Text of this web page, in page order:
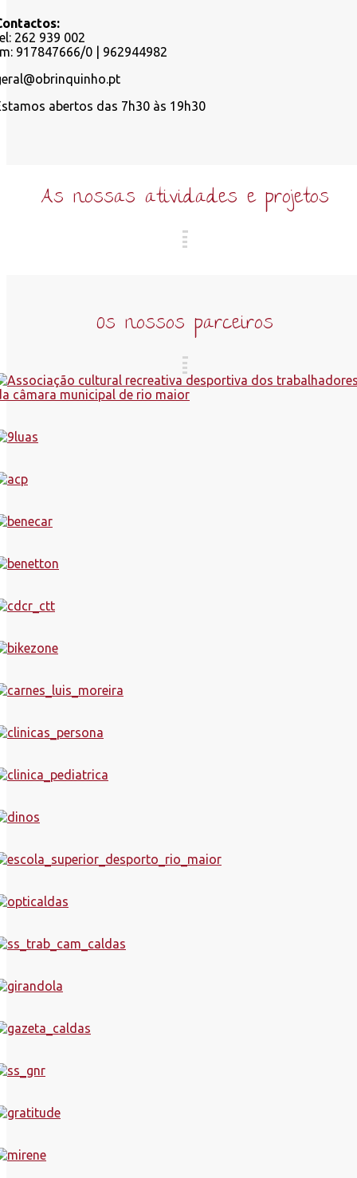
262 939 002
917847666/0 | 962944982
abertos das 7h30 às 19h30
As nossas atividades e projetos
Os nossos parceiros